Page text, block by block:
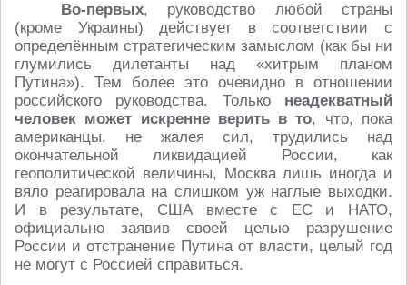
Во-первых, руководство любой страны
(кроме Украины) действует в соответствии с
определённым стратегическим замыслом (как бы ни
глумились дилетанты над «хитрым планом
Путина»). Тем более это очевидно в отношении
российского руководства. Только неадекватный
человек может искренне верить в то, что, пока
американцы, не жалея сил, трудились над
окончательной ликвидацией России, как
геополитической величины, Москва лишь иногда и
вяло реагировала на слишком уж наглые выходки.
И в результате, США вместе с ЕС и НАТО,
официально заявив своей целью разрушение
России и отстранение Путина от власти, целый год
не могут с Россией справиться.